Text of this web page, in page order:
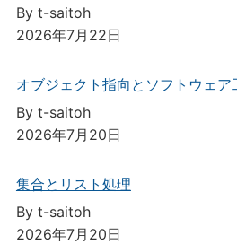
By t-saitoh
2026年7月22日
オブジェクト指向とソフトウェア
By t-saitoh
2026年7月20日
集合とリスト処理
By t-saitoh
2026年7月20日